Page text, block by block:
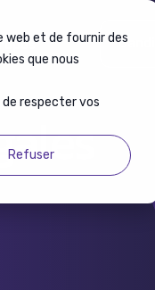
web et de fournir des
que nous
respecter vos
Refuser